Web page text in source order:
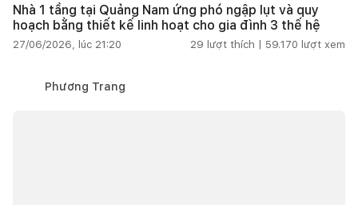
Nhà 1 tầng tại Quảng Nam ứng phó ngập lụt và quy
hoạch bằng thiết kế linh hoạt cho gia đình 3 thế hệ
27/06/2026, lúc 21:20 29 lượt thích | 59.170 lượt xem
Phương Trang